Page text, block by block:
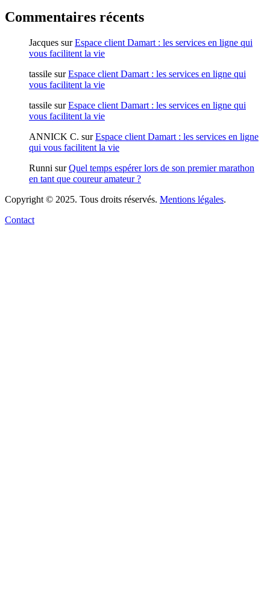
Commentaires récents
Jacques surEspace client Damart : les services en ligne qui
vous facilitent la vie
tassile surEspace client Damart : les services en ligne qui
vous facilitent la vie
tassile surEspace client Damart : les services en ligne qui
vous facilitent la vie
ANNICK C. surEspace client Damart : les services en ligne
qui vous facilitent la vie
Runni surQuel temps espérer lors de son premier marathon
en tant que coureur amateur ?
Copyright © 2025. Tous droits réservés. Mentions légales.
Contact